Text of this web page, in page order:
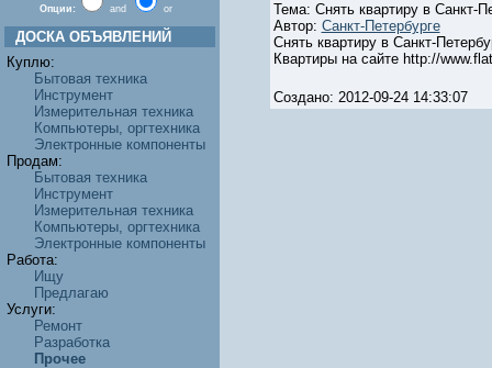
Опции: and or
ДОСКА ОБЪЯВЛЕНИЙ
Куплю:
Бытовая техника
Инструмент
Измерительная техника
Компьютеры, оргтехника
Электронные компоненты
Продам:
Бытовая техника
Инструмент
Измерительная техника
Компьютеры, оргтехника
Электронные компоненты
Работа:
Ищу
Предлагаю
Услуги:
Ремонт
Разработка
Прочее
Тема: Снять квартиру в Санкт-
Автор: Санкт-Петербурге
Снять квартиру в Санкт-
Квартиры на сайте http://
Создано: 2012-09-24 14:33:07